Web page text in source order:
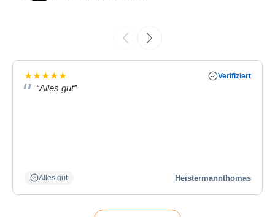
★★★★★ Verifiziert
“Alles gut”
Alles gut Heistermannthomas